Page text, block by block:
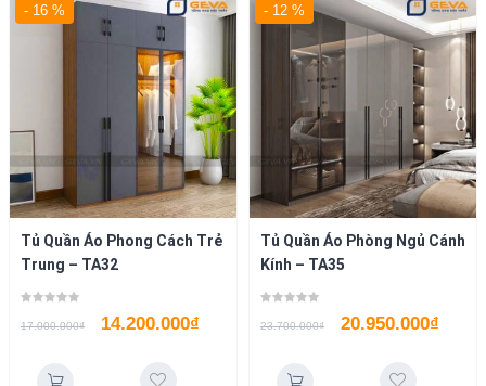
- 16 %
Tủ Quần Áo Phong Cách Trẻ
Trung – TA32
17.000.000₫ 14.200.000₫
- 12 %
Tủ Quần Áo Phòng Ngủ Cánh
Kính – TA35
23.700.000₫ 20.950.000₫